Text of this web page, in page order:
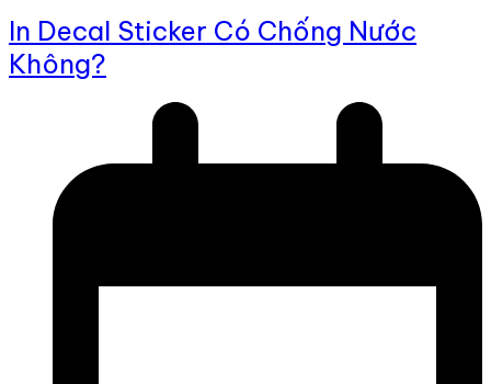
In Decal Sticker Có Chống Nước
Không?